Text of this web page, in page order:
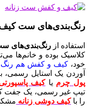
رنگ‌بندی‌های ست کیف
استفاده از رنگ‌بندی‌های
کلاسیک بوده و خانم‌ها
خود، کیف و کفش هم رنگ
آوردن یک استایل
پول چرمیا کیف
تیپ غیر رسمی، یک جفت
را با کیف دوشی زنانه